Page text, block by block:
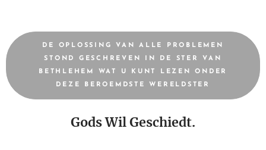
DE OPLOSSING VAN ALLE PROBLEMEN
STOND GESCHREVEN IN DE STER VAN
BETHLEHEM WAT U KUNT LEZEN ONDER
DEZE BEROEMDSTE WERELDSTER
Gods Wil Geschiedt.